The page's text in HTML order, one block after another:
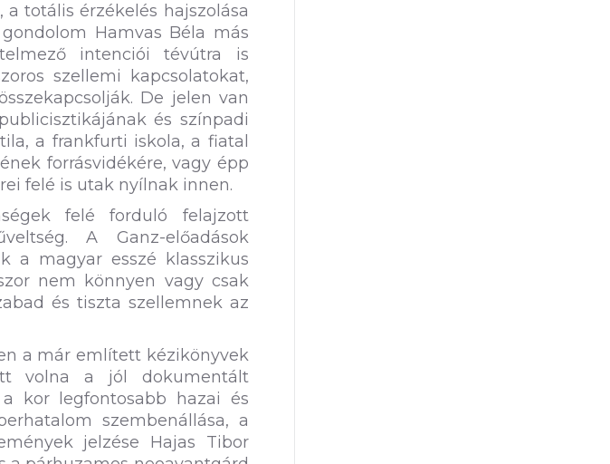
totális érzékelés hajszolása
Hamvas Béla más
intenciói tévútra is
szellemi kapcsolatokat,
De jelen van
és színpadi
a frankfurti iskola, a fiatal
forrásvidékére, vagy épp
felé is utak nyílnak innen.
felé forduló felajzott
A Ganz-előadások
a magyar esszé klasszikus
nem könnyen vagy csak
és tiszta szellemnek az
a már említett kézikönyvek
volna a jól dokumentált
kor legfontosabb hazai és
szembenállása, a
jelzése Hajas Tibor